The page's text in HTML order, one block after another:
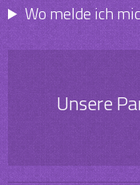
Wo melde ich
Unsere